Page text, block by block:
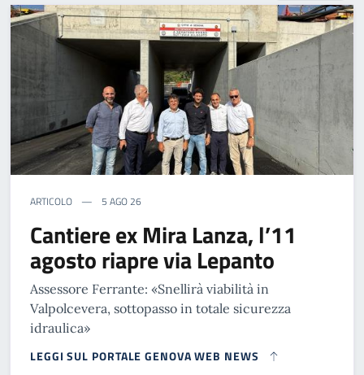
ARTICOLO 5 AGO 26
Cantiere ex Mira Lanza, l’11
agosto riapre via Lepanto
Assessore Ferrante: «Snellirà viabilità in
Valpolcevera, sottopasso in totale sicurezza
idraulica»
LEGGI SUL PORTALE GENOVA WEB NEWS